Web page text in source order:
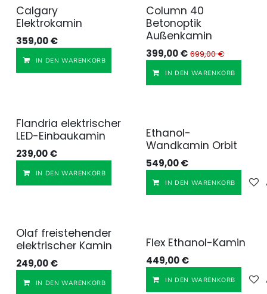
Calgary
Elektrokamin
359,00€
IN DEN WARENKORB Auf die Wunschliste
Column 40
Betonoptik
Außenkamin
399,00€ 699,00€
IN DEN WARENKORB
Flandria elektrischer
LED-Einbaukamin
239,00€
IN DEN WARENKORB Auf die Wunschliste
Ethanol-
Wandkamin Orbit
549,00€
IN DEN WARENKORB
Olaf freistehender
elektrischer Kamin
249,00€
IN DEN WARENKORB Auf die Wunschliste
Flex Ethanol-Kamin
449,00€
IN DEN WARENKORB